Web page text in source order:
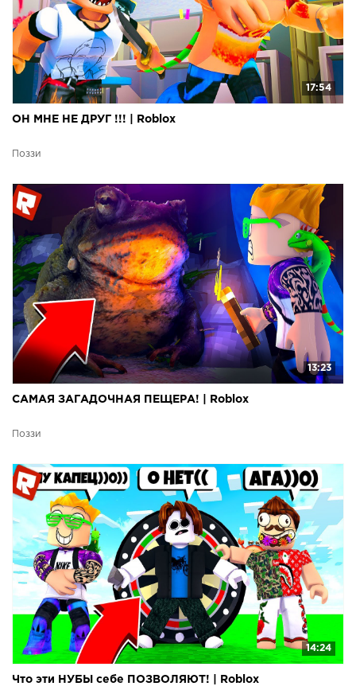
17:54
ОН МНЕ НЕ ДРУГ !!! | Roblox
Поззи
13:23
САМАЯ ЗАГАДОЧНАЯ ПЕЩЕРА! | Roblox
Поззи
14:24
Что эти НУБЫ себе ПОЗВОЛЯЮТ! | Roblox